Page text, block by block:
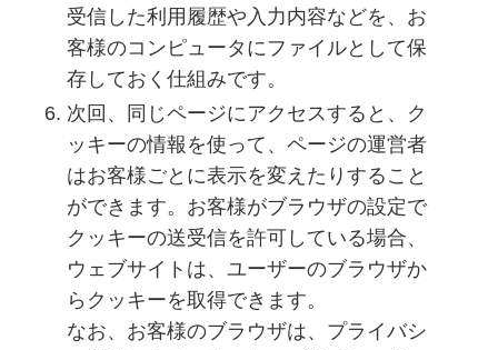
受信した利用履歴や入力内容などを、お
客様のコンピュータにファイルとして保
存しておく仕組みです。
次回、同じページにアクセスすると、ク
ッキーの情報を使って、ページの運営者
はお客様ごとに表示を変えたりすること
ができます。お客様がブラウザの設定で
クッキーの送受信を許可している場合、
ウェブサイトは、ユーザーのブラウザか
らクッキーを取得できます。
なお、お客様のブラウザは、プライバシ